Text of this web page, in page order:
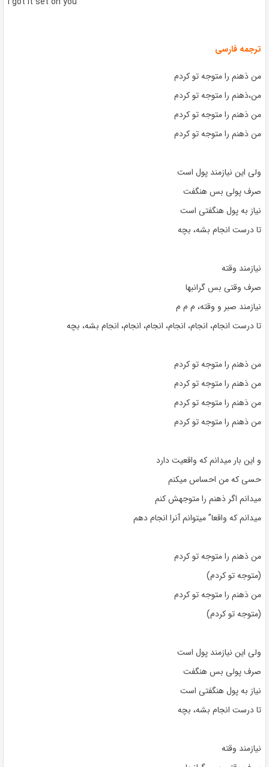
ترجمه فارسی
من ذهنم را متوجه تو کردم
من،ذهنم را متوجه تو کردم
من ذهنم را متوجه تو کردم
من ذهنم را متوجه تو کردم
ولی این نیازمند پول است
صرف پولی بس هنگفت
نیاز به پول هنگفتی است
تا درست انجام بشه، بچه
نیازمند وقته
صرف وقتی بس گرانبها
نیازمند صبر و وقته، م م م
تا درست انجام، انجام، انجام، انجام، انجام، انجام بشه، بچه
من ذهنم را متوجه تو کردم
من ذهنم را متوجه تو کردم
من ذهنم را متوجه تو کردم
من ذهنم را متوجه تو کردم
و این بار میدانم که واقعیت دارد
حسی که من احساس میکنم
میدانم اگر ذهنم را متوجهش کنم
میدانم که واقعا” میتوانم آنرا انجام دهم
من ذهنم را متوجه تو کردم
(متوجه تو کردم)
من ذهنم را متوجه تو کردم
(متوجه تو کردم)
ولی این نیازمند پول است
صرف پولی بس هنگفت
نیاز به پول هنگفتی است
تا درست انجام بشه، بچه
نیازمند وقته